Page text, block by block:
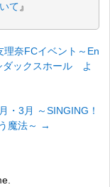
て 』
奈FCイベント～En
ダックスホール よ
・3月 ～SINGING！
魔法～ →